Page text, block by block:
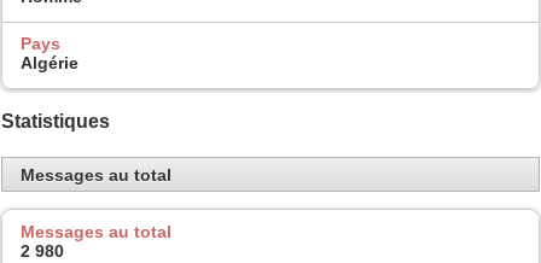
Pays
Algérie
Statistiques
Messages au total
Messages au total
2 980